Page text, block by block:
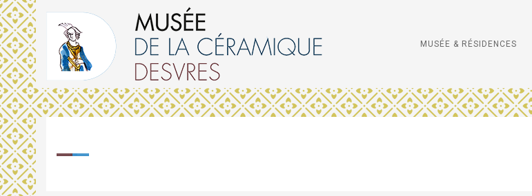
MUSÉE & RÉSIDENCES